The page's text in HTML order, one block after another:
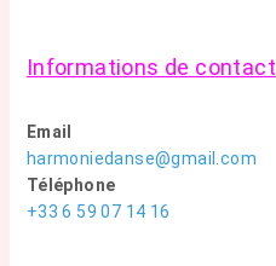
Informations de contact
Email
harmoniedanse@gmail.com
Téléphone
+33 6 59 07 14 16